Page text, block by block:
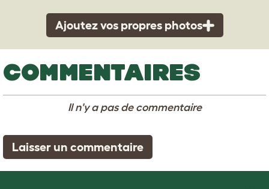
Ajoutez vos propres photos
COMMENTAIRES
Il n'y a pas de commentaire
Laisser un commentaire